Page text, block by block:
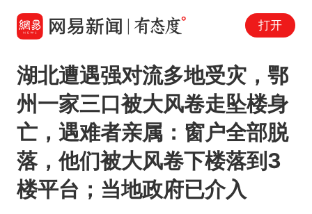
打开
湖北遭遇强对流多地受灾，鄂
州一家三口被大风卷走坠楼身
亡，遇难者亲属：窗户全部脱
落，他们被大风卷下楼落到3
楼平台；当地政府已介入